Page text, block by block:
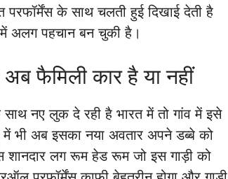
के साथ चलती हुई दिखाई देती है
में अलग पहचान बन चुकी है।
फैमिली कार है या नहीं
नए लुक दे रही है भारत में तो गांव में इसे
भी अब इसका नया अवतार अपने डब्बे को
शानदार लग रूम हेड रूम जो इस गाड़ी को